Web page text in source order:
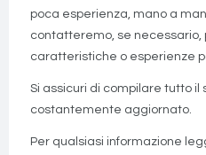
poca esperienza, mano a
contatteremo, se necessario,
caratteristiche o esperienze
Si assicuri di compilare tutto il
costantemente aggiornato.
Per qualsiasi informazione